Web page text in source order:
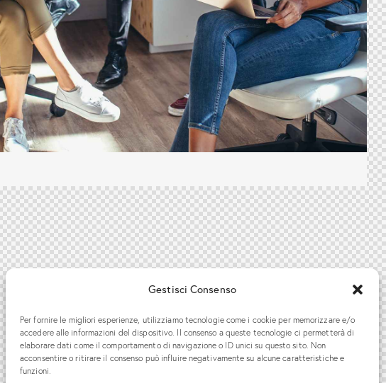
Gestisci Consenso
Per fornire le migliori esperienze, utilizziamo tecnologie come i cookie per memorizzare e/o
accedere alle informazioni del dispositivo. Il consenso a queste tecnologie ci permetterà di
elaborare dati come il comportamento di navigazione o ID unici su questo sito. Non
acconsentire o ritirare il consenso può influire negativamente su alcune caratteristiche e
funzioni.